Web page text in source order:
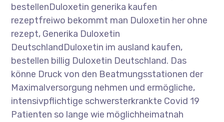
bestellenDuloxetin generika kaufen
rezeptfreiwo bekommt man Duloxetin her ohne
rezept, Generika Duloxetin
DeutschlandDuloxetin im ausland kaufen,
bestellen billig Duloxetin Deutschland. Das
könne Druck von den Beatmungsstationen der
Maximalversorgung nehmen und ermögliche,
intensivpflichtige schwersterkrankte Covid 19
Patienten so lange wie möglichheimatnah